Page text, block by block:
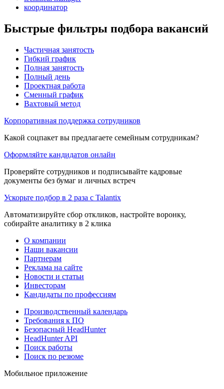
координатор
Быстрые фильтры подбора вакансий
Частичная занятость
Гибкий график
Полная занятость
Полный день
Проектная работа
Сменный график
Вахтовый метод
Корпоративная поддержка сотрудников
Какой соцпакет вы предлагаете семейным сотрудникам?
Оформляйте кандидатов онлайн
Проверяйте сотрудников и подписывайте кадровые
документы без бумаг и личных встреч
Ускорьте подбор в 2 раза с Talantix
Автоматизируйте сбор откликов, настройте воронку,
собирайте аналитику в 2 клика
О компании
Наши вакансии
Партнерам
Реклама на сайте
Новости и статьи
Инвесторам
Кандидаты по профессиям
Производственный календарь
Требования к ПО
Безопасный HeadHunter
HeadHunter API
Поиск работы
Поиск по резюме
Мобильное приложение